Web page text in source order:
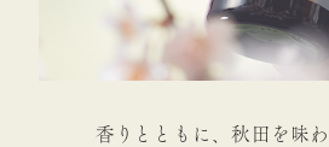
香りとともに、秋田を味わ